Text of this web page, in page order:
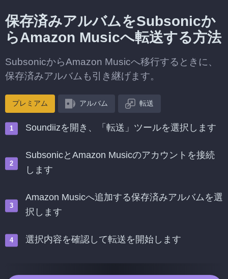
保存済みアルバムをSubsonicか
らAmazon Musicへ転送する方法
SubsonicからAmazon Musicへ移行するときに、
保存済みアルバムも引き継げます。
プレミアム アルバム 転送
Soundiizを開き、「転送」ツールを選択します
SubsonicとAmazon Musicのアカウントを接続
します
Amazon Musicへ追加する保存済みアルバムを選
択します
選択内容を確認して転送を開始します